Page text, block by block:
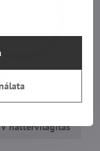
háttérvilágítás